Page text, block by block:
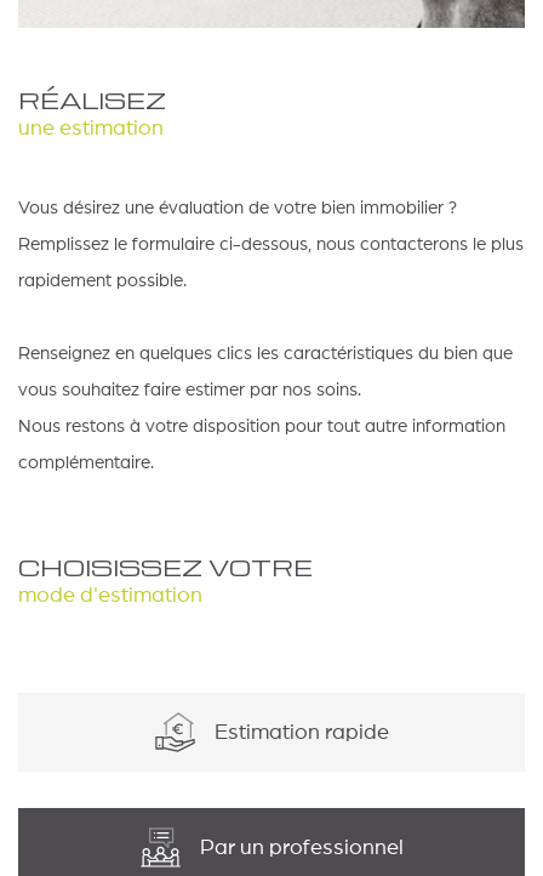
RÉALISEZ
une estimation
Vous désirez une évaluation de votre bien immobilier ?
Remplissez le formulaire ci-dessous, nous contacterons le plus
rapidement possible.
Renseignez en quelques clics les caractéristiques du bien que
vous souhaitez faire estimer par nos soins.
Nous restons à votre disposition pour tout autre information
complémentaire.
CHOISISSEZ VOTRE
mode d'estimation
Estimation rapide
Par un professionnel